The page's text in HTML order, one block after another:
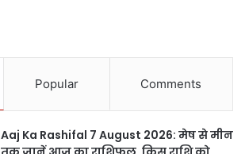
Popular Comments
Aaj Ka Rashifal 7 August 2026: मेष से मीन